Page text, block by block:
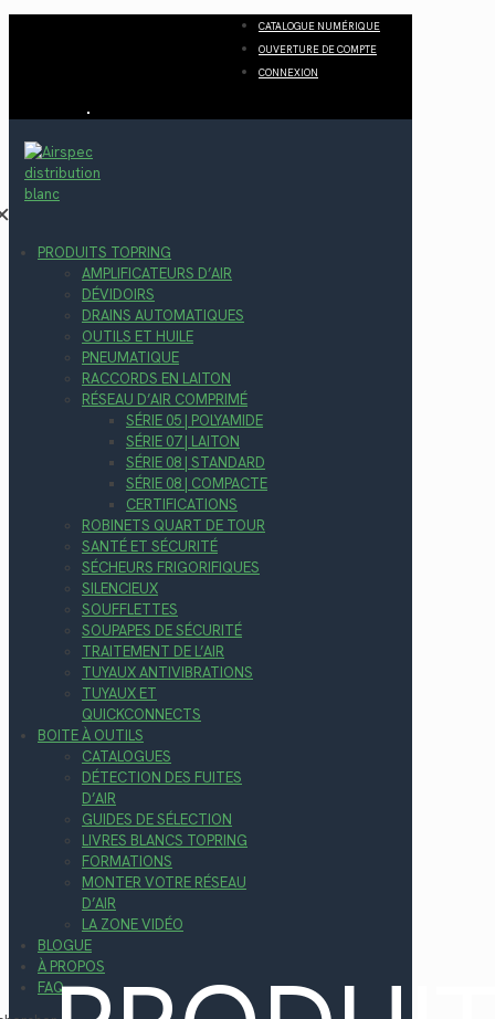
CATALOGUE NUMÉRIQUE
OUVERTURE DE COMPTE
CONNEXION
PRODUITS TOPRING
AMPLIFICATEURS D’AIR
DÉVIDOIRS
DRAINS AUTOMATIQUES
OUTILS ET HUILE
PNEUMATIQUE
RACCORDS EN LAITON
RÉSEAU D’AIR COMPRIMÉ
SÉRIE 05 | POLYAMIDE
SÉRIE 07 | LAITON
SÉRIE 08 | STANDARD
SÉRIE 08 | COMPACTE
CERTIFICATIONS
ROBINETS QUART DE TOUR
SANTÉ ET SÉCURITÉ
SÉCHEURS FRIGORIFIQUES
SILENCIEUX
SOUFFLETTES
SOUPAPES DE SÉCURITÉ
TRAITEMENT DE L’AIR
TUYAUX ANTIVIBRATIONS
TUYAUX ET
QUICKCONNECTS
BOITE À OUTILS
CATALOGUES
DÉTECTION DES FUITES
D’AIR
GUIDES DE SÉLECTION
LIVRES BLANCS TOPRING
FORMATIONS
MONTER VOTRE RÉSEAU
D’AIR
LA ZONE VIDÉO
BLOGUE
À PROPOS
FAQ